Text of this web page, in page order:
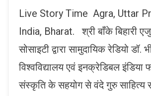
Live Story Time Agra, Uttar
India, Bharat. श्री बाँके बिहारी
सोसाइटी द्वारा सामुदायिक रेडियो
विश्वविद्यालय एवं इनक्रेडिबल
संस्कृति के सहयोग से वंदे गुरु साहित्य